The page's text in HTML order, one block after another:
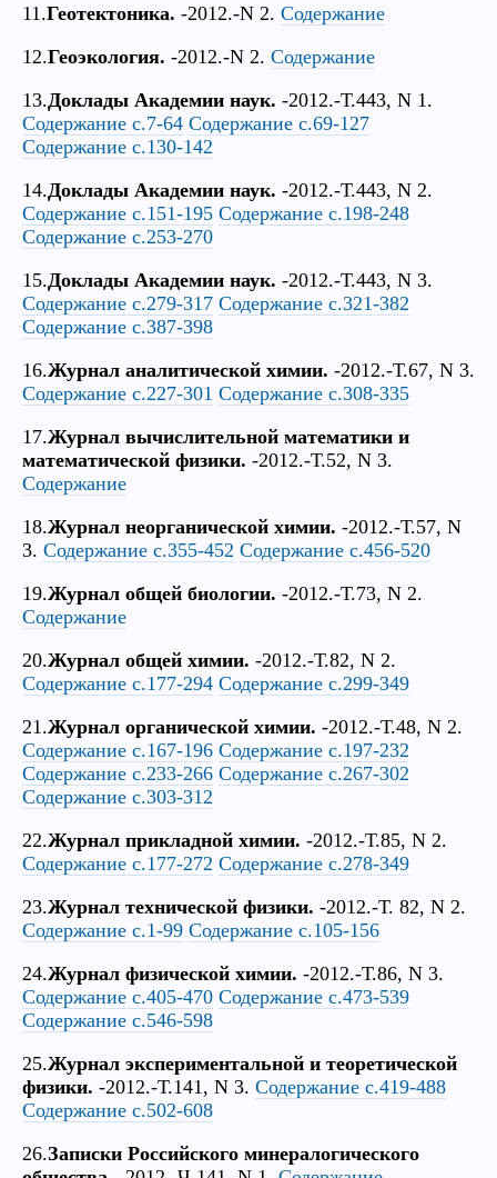
11.Геотектоника. -2012.-N 2. Содержание
12.Геоэкология. -2012.-N 2. Содержание
13.Доклады Академии наук. -2012.-Т.443, N 1.
Содержание с.7-64 Содержание с.69-127
Содержание с.130-142
14.Доклады Академии наук. -2012.-Т.443, N 2.
Содержание с.151-195 Содержание с.198-248
Содержание с.253-270
15.Доклады Академии наук. -2012.-Т.443, N 3.
Содержание с.279-317 Содержание с.321-382
Содержание с.387-398
16.Журнал аналитической химии. -2012.-Т.67, N 3.
Содержание с.227-301 Содержание с.308-335
17.Журнал вычислительной математики и
математической физики. -2012.-Т.52, N 3.
Содержание
18.Журнал неорганической химии. -2012.-Т.57, N
3. Содержание с.355-452 Содержание с.456-520
19.Журнал общей биологии. -2012.-Т.73, N 2.
Содержание
20.Журнал общей химии. -2012.-Т.82, N 2.
Содержание с.177-294 Содержание с.299-349
21.Журнал органической химии. -2012.-Т.48, N 2.
Содержание с.167-196 Содержание с.197-232
Содержание с.233-266 Содержание с.267-302
Содержание с.303-312
22.Журнал прикладной химии. -2012.-Т.85, N 2.
Содержание с.177-272 Содержание с.278-349
23.Журнал технической физики. -2012.-Т. 82, N 2.
Содержание с.1-99 Содержание с.105-156
24.Журнал физической химии. -2012.-Т.86, N 3.
Содержание с.405-470 Содержание с.473-539
Содержание с.546-598
25.Журнал экспериментальной и теоретической
физики. -2012.-Т.141, N 3. Содержание с.419-488
Содержание с.502-608
26.Записки Российского минералогического